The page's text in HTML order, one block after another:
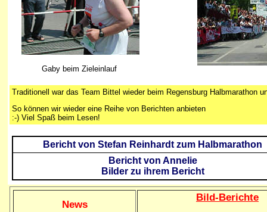
Gaby beim Zieleinlauf
Traditionell war das Team Bittel wieder beim Regensburg Halbmarathon
So können wir wieder eine Reihe von Berichten anbieten
:-) Viel Spaß beim Lesen!
Bericht von Stefan Reinhardt zum Halbmarathon
Bericht von Annelie
Bilder zu ihrem Bericht
News
Bild-Berichte